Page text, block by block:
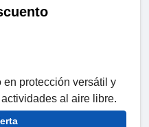
en protección versátil y
al aire libre.